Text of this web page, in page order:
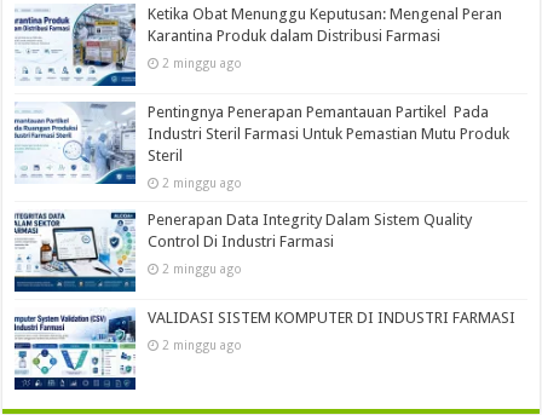
Ketika Obat Menunggu Keputusan: Mengenal Peran
Karantina Produk dalam Distribusi Farmasi
2 minggu ago
Pentingnya Penerapan Pemantauan Partikel Pada
Industri Steril Farmasi Untuk Pemastian Mutu Produk
Steril
2 minggu ago
Penerapan Data Integrity Dalam Sistem Quality
Control Di Industri Farmasi
2 minggu ago
VALIDASI SISTEM KOMPUTER DI INDUSTRI FARMASI
2 minggu ago